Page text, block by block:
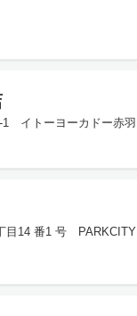
イトーヨーカドー赤羽
目14 番1 号 PARKCITY